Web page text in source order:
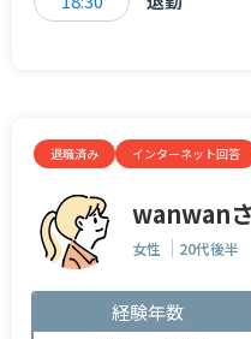
退職済み インターネット回答
wanwan
女性 20代後半
経験年数